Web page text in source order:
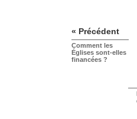
« Précédent
Comment les
Églises sont-elles
financées ?